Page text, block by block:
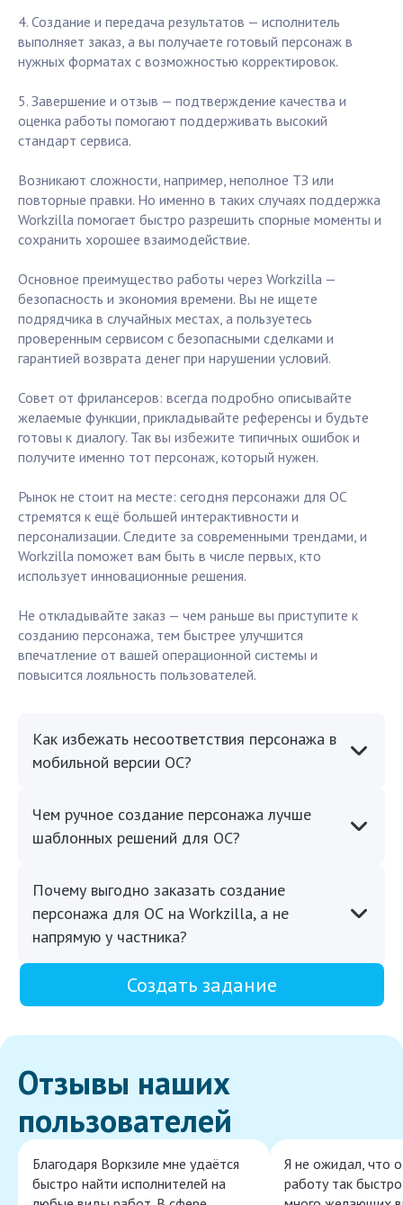
4. Создание и передача результатов — исполнитель
выполняет заказ, а вы получаете готовый персонаж в
нужных форматах с возможностью корректировок.
5. Завершение и отзыв — подтверждение качества и
оценка работы помогают поддерживать высокий
стандарт сервиса.
Возникают сложности, например, неполное ТЗ или
повторные правки. Но именно в таких случаях поддержка
Workzilla помогает быстро разрешить спорные моменты и
сохранить хорошее взаимодействие.
Основное преимущество работы через Workzilla —
безопасность и экономия времени. Вы не ищете
подрядчика в случайных местах, а пользуетесь
проверенным сервисом с безопасными сделками и
гарантией возврата денег при нарушении условий.
Совет от фрилансеров: всегда подробно описывайте
желаемые функции, прикладывайте референсы и будьте
готовы к диалогу. Так вы избежите типичных ошибок и
получите именно тот персонаж, который нужен.
Рынок не стоит на месте: сегодня персонажи для ОС
стремятся к ещё большей интерактивности и
персонализации. Следите за современными трендами, и
Workzilla поможет вам быть в числе первых, кто
использует инновационные решения.
Не откладывайте заказ — чем раньше вы приступите к
созданию персонажа, тем быстрее улучшится
впечатление от вашей операционной системы и
повысится лояльность пользователей.
Как избежать несоответствия персонажа в
мобильной версии ОС?
Чем ручное создание персонажа лучше
шаблонных решений для ОС?
Почему выгодно заказать создание
персонажа для ОС на Workzilla, а не
напрямую у частника?
Создать задание
Отзывы наших
пользователей
Благодаря Воркзиле мне удаётся
быстро найти исполнителей на
Я не ожидал, что
работу так